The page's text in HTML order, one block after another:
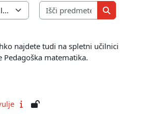
Išči
Išči
najdete tudi na spletni učilnici
matematika.